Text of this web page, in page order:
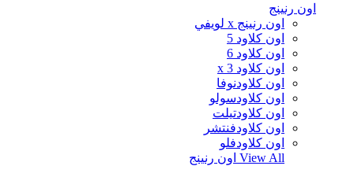
اون رنينج
اون رنينج x لويفي
اون كلاود 5
اون كلاود 6
اون كلاود x 3
اون كلاودنوفا
اون كلاودسولو
اون كلاودتيلت
اون كلاودفنتشر
اون كلاودفلو
View All اون رنينج